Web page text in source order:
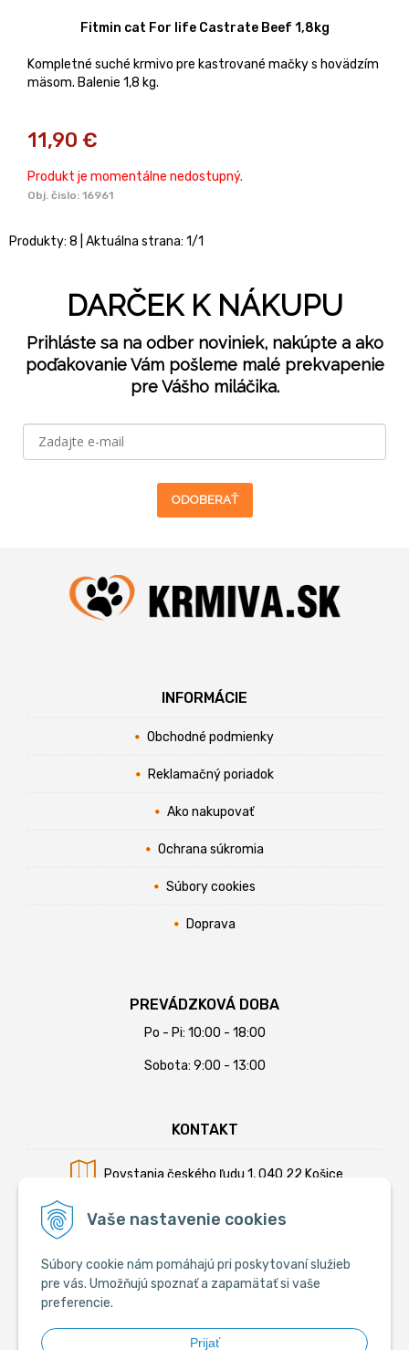
Vaše nastavenie cookies
Súbory cookie nám pomáhajú pri poskytovaní služieb
pre vás. Umožňujú spoznať a zapamätať si vaše
preferencie.
Prijať
Fitmin cat For life Castrate Beef 1,8kg
Kompletné suché krmivo pre kastrované mačky s hovädzím
mäsom. Balenie 1,8 kg.
11,90 €
Produkt je momentálne nedostupný.
Obj. čislo: 16961
Produkty: 8 | Aktuálna strana: 1/1
DARČEK K NÁKUPU
Prihláste sa na odber noviniek, nakúpte a ako
poďakovanie Vám pošleme malé prekvapenie
pre Vášho miláčika.
ODOBERAŤ
INFORMÁCIE
Obchodné podmienky
Reklamačný poriadok
Ako nakupovať
Ochrana súkromia
Súbory cookies
Doprava
PREVÁDZKOVÁ DOBA
Po - Pi: 10:00 - 18:00
Sobota: 9:00 - 13:00
KONTAKT
Povstania českého ľudu 1, 040 22 Košice
Mobil:+421 902 794 355
E-mail:info@krmiva.sk